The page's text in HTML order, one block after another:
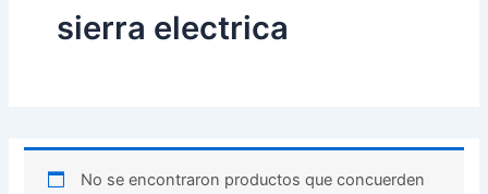
sierra electrica
No se encontraron productos que concuerden